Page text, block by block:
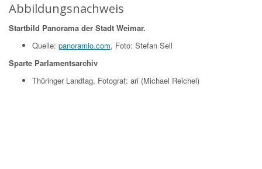
Abbildungsnachweis
Startbild Panorama der Stadt Weimar.
Quelle: panoramio.com, Foto: Stefan Sell
Sparte Parlamentsarchiv
Thüringer Landtag, Fotograf: ari (Michael Reichel)